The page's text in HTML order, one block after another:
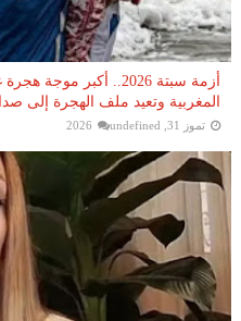
أزمة سبتة 2026.. أكبر
المغربية وتعيد ملف الهجرة إلى
تموز 31, 2026 undefined